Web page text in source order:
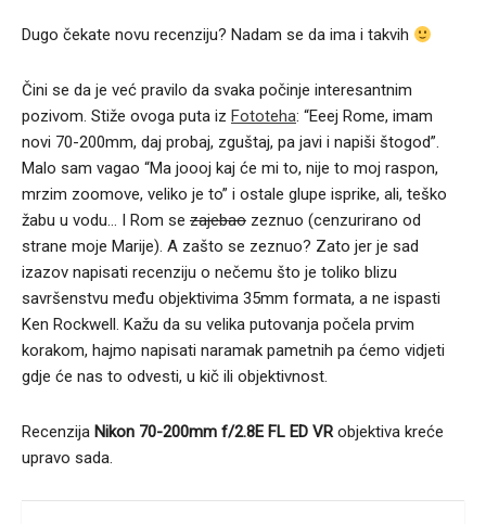
Dugo čekate novu recenziju? Nadam se da ima i takvih
Čini se da je već pravilo da svaka počinje interesantnim
pozivom. Stiže ovoga puta iz Fototeha: “Eeej Rome, imam
novi 70-200mm, daj probaj, zguštaj, pa javi i napiši štogod”.
Malo sam vagao “Ma joooj kaj će mi to, nije to moj raspon,
mrzim zoomove, veliko je to” i ostale glupe isprike, ali, teško
žabu u vodu… I Rom se zajebao zeznuo (cenzurirano od
strane moje Marije). A zašto se zeznuo? Zato jer je sad
izazov napisati recenziju o nečemu što je toliko blizu
savršenstvu među objektivima 35mm formata, a ne ispasti
Ken Rockwell. Kažu da su velika putovanja počela prvim
korakom, hajmo napisati naramak pametnih pa ćemo vidjeti
gdje će nas to odvesti, u kič ili objektivnost.
Recenzija Nikon 70-200mm f/2.8E FL ED VRobjektiva kreće
upravo sada.